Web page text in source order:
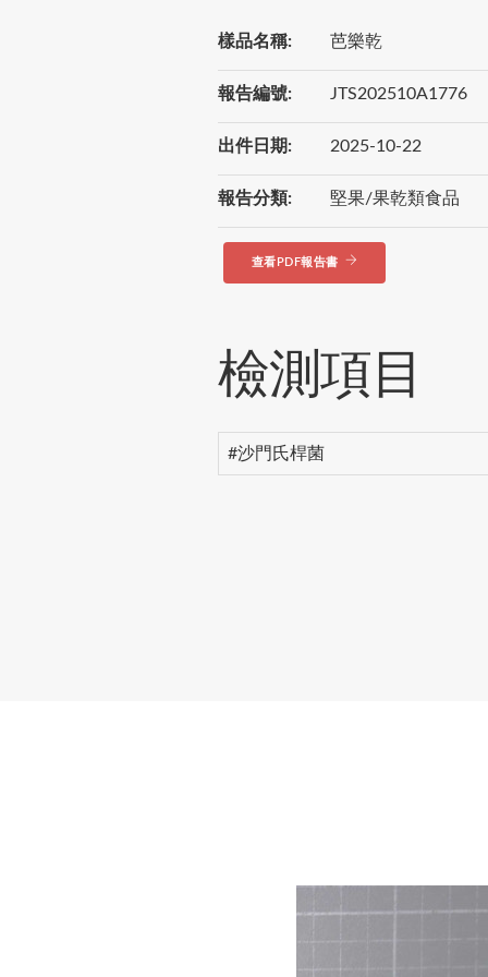
樣品名稱: 芭樂乾
報告編號: JTS202510A1776
出件日期: 2025-10-22
報告分類: 堅果/果乾類食品
查看PDF報告書
檢測項目
#沙門氏桿菌